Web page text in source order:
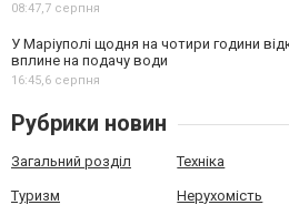
08:47,7 серпня
У Маріуполі щодня на чотири години
вплине на подачу води
16:45,6 серпня
Рубрики новин
Загальний розділ Техніка
Туризм Нерухомість